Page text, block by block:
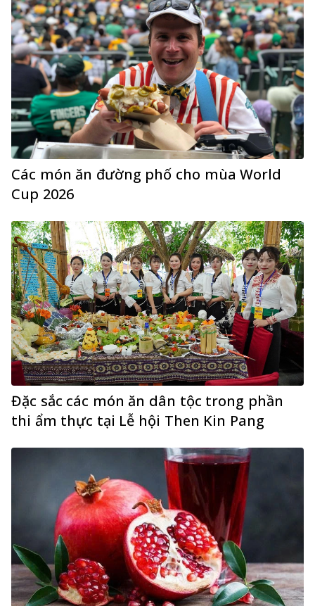
Các món ăn đường phố cho mùa World
Cup 2026
Đặc sắc các món ăn dân tộc trong phần
thi ẩm thực tại Lễ hội Then Kin Pang